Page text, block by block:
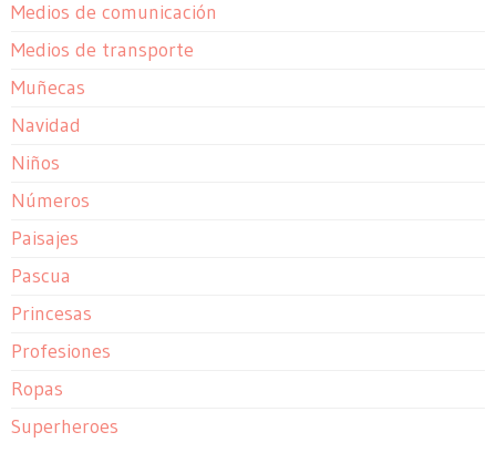
Medios de comunicación
Medios de transporte
Muñecas
Navidad
Niños
Números
Paisajes
Pascua
Princesas
Profesiones
Ropas
Superheroes